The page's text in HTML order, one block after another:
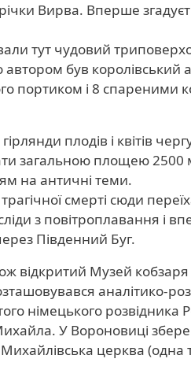
Вирва. Вперше
тут чудовий
був королівський
портиком і 8 спареними
плодів і квітів
загальною площею 2500
на античні теми.
смерті сюди
з повітроплавання і
Південний Буг.
відкритий Музей
аналітико-
німецького розвідника
У Вороновиці
церква (одна